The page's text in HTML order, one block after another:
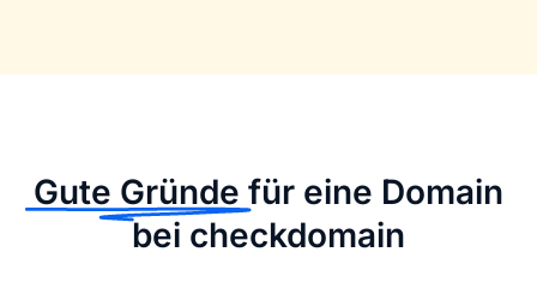
Gute Gründe für eine Domain
bei checkdomain